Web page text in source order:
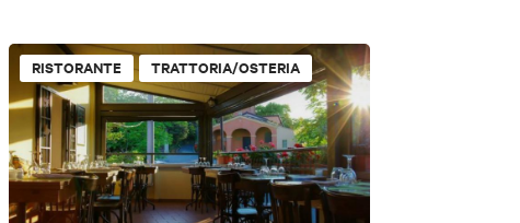
RISTORANTE TRATTORIA/OSTERIA
Pub Fast Food